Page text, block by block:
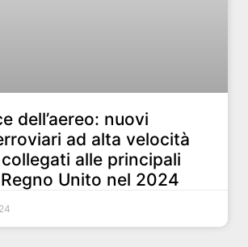
dell’aereo: nuovi
ad alta velocità
alle principali
Unito nel 2024